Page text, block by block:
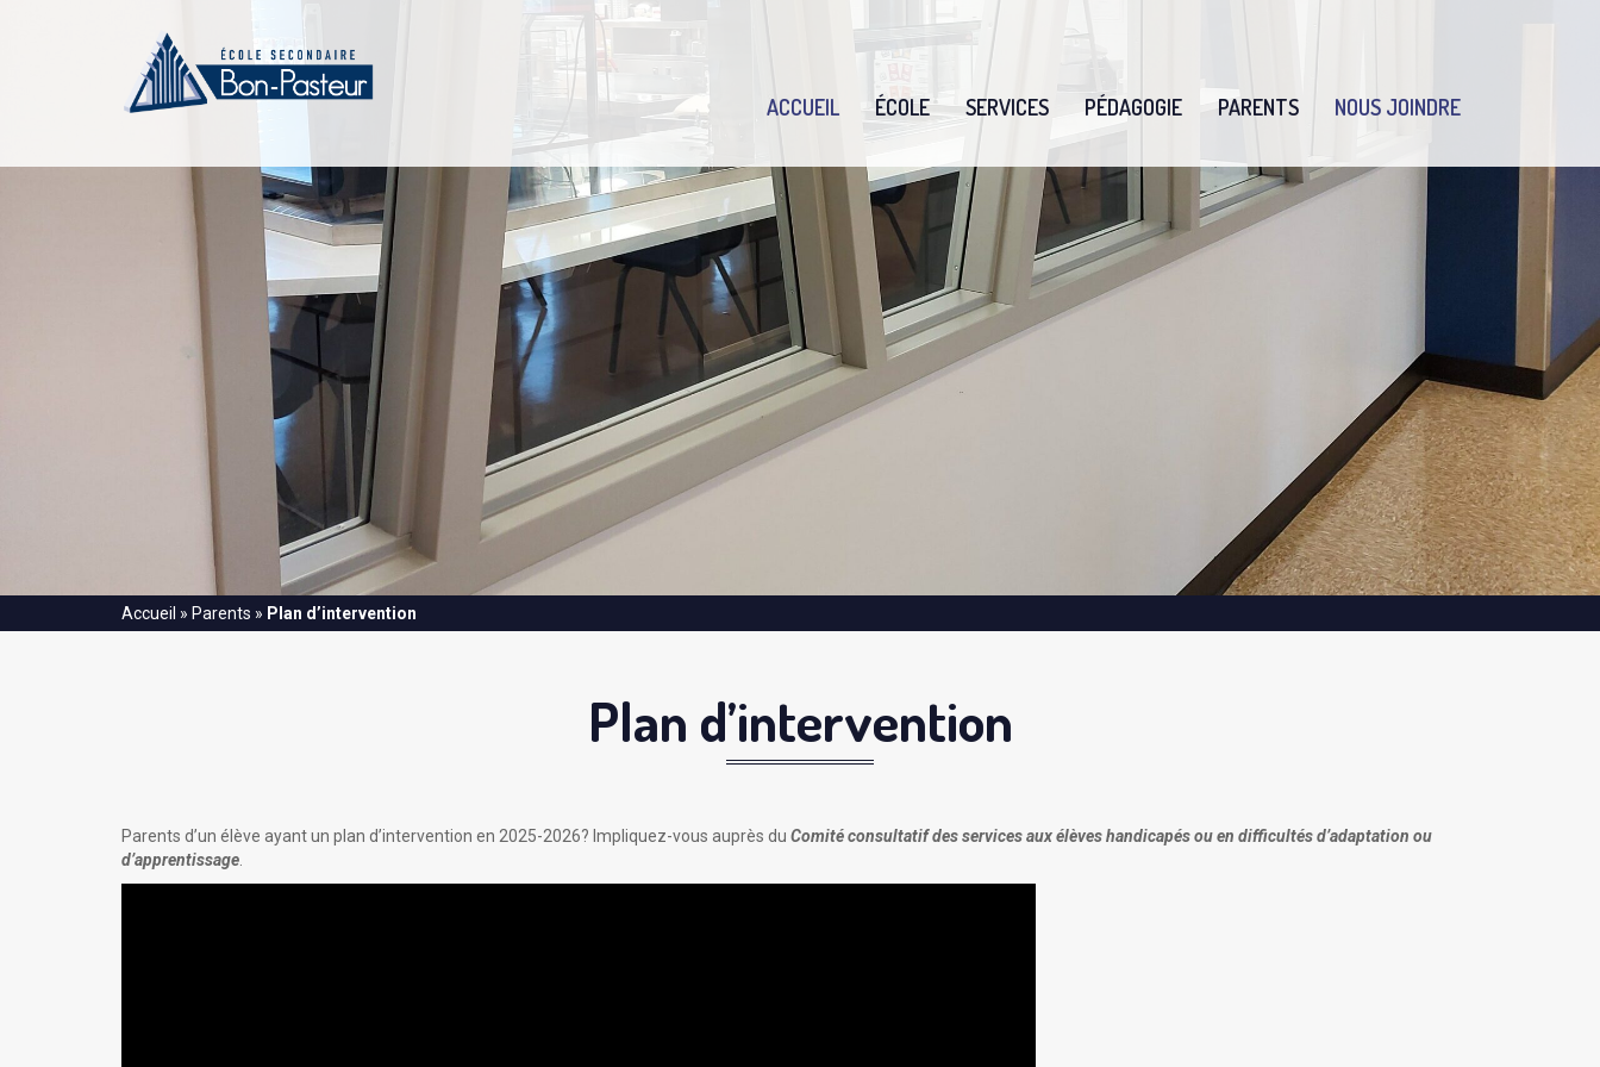
ACCUEIL ÉCOLE SERVICES PÉDAGOGIE PARENTS NOUS JOINDRE
Accueil » Parents » Plan d’intervention
Plan d’intervention
Parents d’un élève ayant un plan d’intervention en 2025-2026? Impliquez-vous auprès du Comité consultatif des services aux élèves handicapés ou en difficultés d’adaptation ou
d’apprentissage